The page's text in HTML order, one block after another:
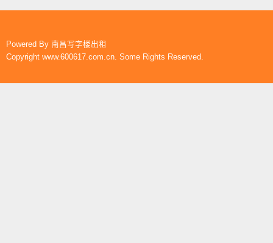
Powered By 南昌写字楼出租
Copyright www.600617.com.cn. Some Rights Reserved.